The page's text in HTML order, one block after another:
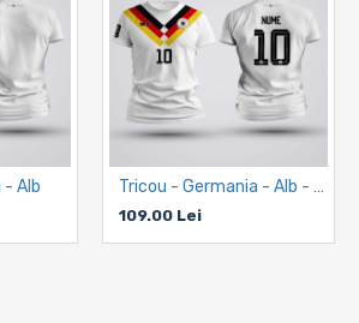
- Alb Tricou - Germania - Alb - Personalizat
109.00 Lei